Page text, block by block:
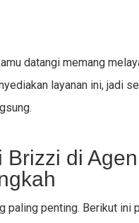
datangi memang
layanan ini, jadi
Brizzi di
paling penting. Berikut ini